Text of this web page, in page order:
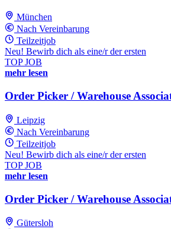
München
Nach Vereinbarung
Teilzeitjob
Neu! Bewirb dich als eine/r der ersten
TOP JOB
mehr lesen
Order Picker / Warehouse
Leipzig
Nach Vereinbarung
Teilzeitjob
Neu! Bewirb dich als eine/r der ersten
TOP JOB
mehr lesen
Order Picker / Warehouse
Gütersloh